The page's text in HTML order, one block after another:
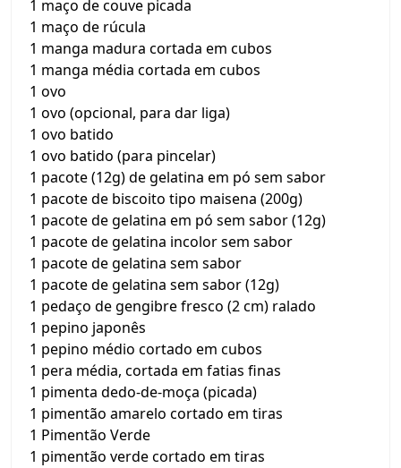
1 maço de couve picada
1 maço de rúcula
1 manga madura cortada em cubos
1 manga média cortada em cubos
1 ovo
1 ovo (opcional, para dar liga)
1 ovo batido
1 ovo batido (para pincelar)
1 pacote (12g) de gelatina em pó sem sabor
1 pacote de biscoito tipo maisena (200g)
1 pacote de gelatina em pó sem sabor (12g)
1 pacote de gelatina incolor sem sabor
1 pacote de gelatina sem sabor
1 pacote de gelatina sem sabor (12g)
1 pedaço de gengibre fresco (2 cm) ralado
1 pepino japonês
1 pepino médio cortado em cubos
1 pera média, cortada em fatias finas
1 pimenta dedo-de-moça (picada)
1 pimentão amarelo cortado em tiras
1 Pimentão Verde
1 pimentão verde cortado em tiras